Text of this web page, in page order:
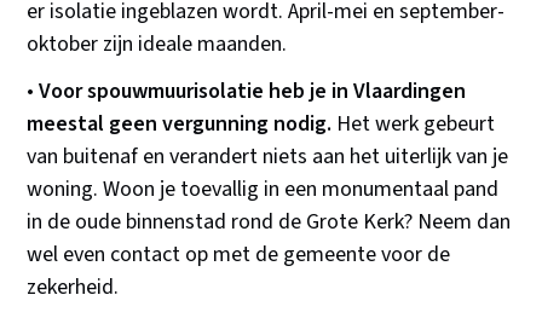
er isolatie ingeblazen wordt. April-mei en september-
oktober zijn ideale maanden.
•Voor spouwmuurisolatie heb je in Vlaardingen
meestal geen vergunning nodig. Het werk gebeurt
van buitenaf en verandert niets aan het uiterlijk van je
woning. Woon je toevallig in een monumentaal pand
in de oude binnenstad rond de Grote Kerk? Neem dan
wel even contact op met de gemeente voor de
zekerheid.